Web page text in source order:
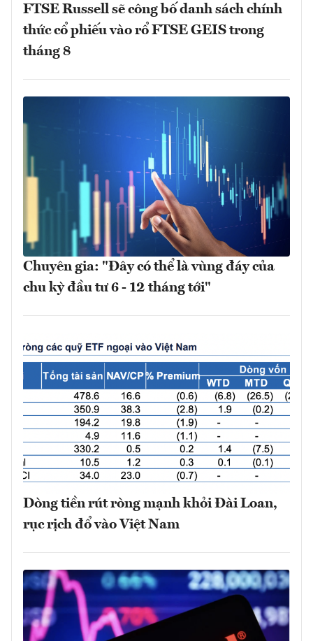
FTSE Russell sẽ công bố danh sách chính
thức cổ phiếu vào rổ FTSE GEIS trong
tháng 8
Chuyên gia: "Đây có thể là vùng đáy của
chu kỳ đầu tư 6 - 12 tháng tới"
Dòng tiền rút ròng mạnh khỏi Đài Loan,
rục rịch đổ vào Việt Nam